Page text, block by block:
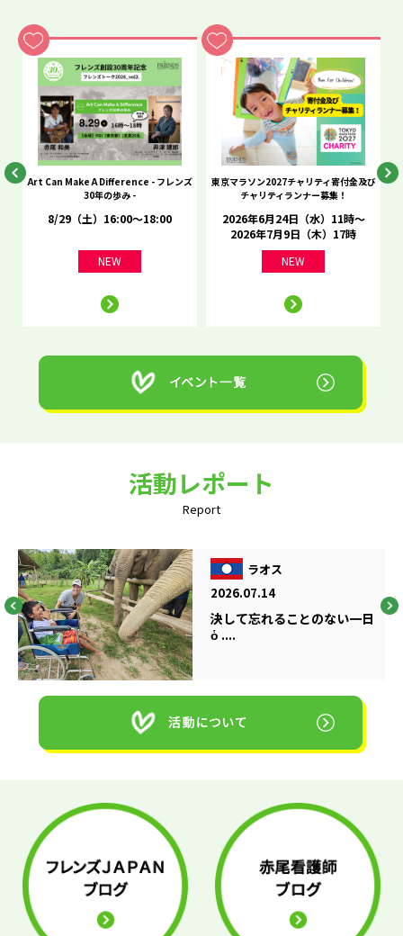
Art Can Make A Difference - フレンズ
30年の歩み -
8/29（土）16:00～18:00
NEW
東京マラソン2027チャリティ寄付金及び
チャリティランナー募集！
2026年6月24日（水）11時～
2026年7月9日（木）17時
NEW
活動レポート
Report
ラオス
2026.07.14
決して忘れることのない一日
ὁ ....